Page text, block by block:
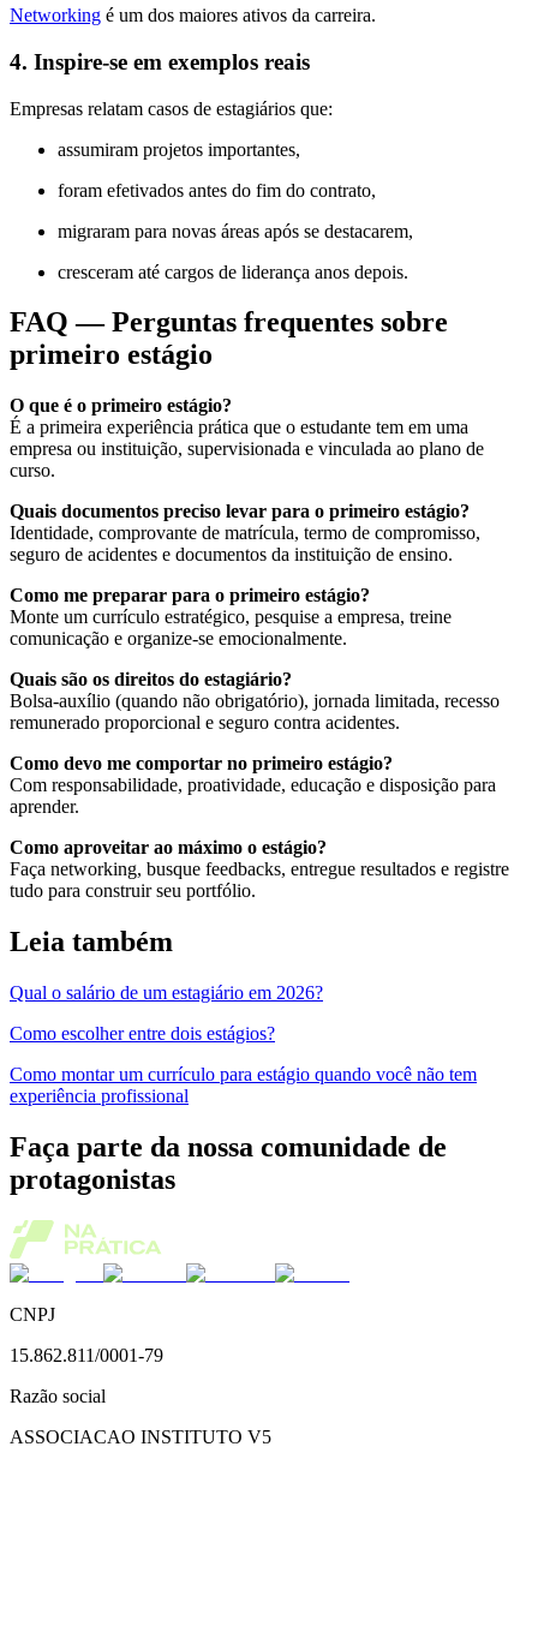
Networking é um dos maiores ativos da carreira.
4. Inspire-se em exemplos reais
Empresas relatam casos de estagiários que:
assumiram projetos importantes,
foram efetivados antes do fim do contrato,
migraram para novas áreas após se destacarem,
cresceram até cargos de liderança anos depois.
FAQ — Perguntas frequentes sobre
primeiro estágio
O que é o primeiro estágio?
É a primeira experiência prática que o estudante tem em uma
empresa ou instituição, supervisionada e vinculada ao plano de
curso.
Quais documentos preciso levar para o primeiro estágio?
Identidade, comprovante de matrícula, termo de compromisso,
seguro de acidentes e documentos da instituição de ensino.
Como me preparar para o primeiro estágio?
Monte um currículo estratégico, pesquise a empresa, treine
comunicação e organize-se emocionalmente.
Quais são os direitos do estagiário?
Bolsa-auxílio (quando não obrigatório), jornada limitada, recesso
remunerado proporcional e seguro contra acidentes.
Como devo me comportar no primeiro estágio?
Com responsabilidade, proatividade, educação e disposição para
aprender.
Como aproveitar ao máximo o estágio?
Faça networking, busque feedbacks, entregue resultados e registre
tudo para construir seu portfólio.
Leia também
Qual o salário de um estagiário em 2026?
Como escolher entre dois estágios?
Como montar um currículo para estágio quando você não tem
experiência profissional
Faça parte da nossa comunidade de
protagonistas
CNPJ
15.862.811/0001-79
Razão social
ASSOCIACAO INSTITUTO V5